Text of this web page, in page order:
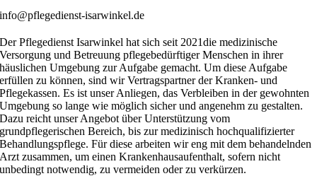
info@pflegedienst-isarwinkel.de
Der Pflegedienst Isarwinkel hat sich seit 2021die medizinische
Versorgung und Betreuung pflegebedürftiger Menschen in ihrer
häuslichen Umgebung zur Aufgabe gemacht. Um diese Aufgabe
erfüllen zu können, sind wir Vertragspartner der Kranken- und
Pflegekassen. Es ist unser Anliegen, das Verbleiben in der gewohnten
Umgebung so lange wie möglich sicher und angenehm zu gestalten.
Dazu reicht unser Angebot über Unterstützung vom
grundpflegerischen Bereich, bis zur medizinisch hochqualifizierter
Behandlungspflege. Für diese arbeiten wir eng mit dem behandelnden
Arzt zusammen, um einen Krankenhausaufenthalt, sofern nicht
unbedingt notwendig, zu vermeiden oder zu verkürzen.